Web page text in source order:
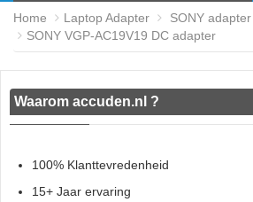
Home Laptop Adapter
SONY adapter
SONY VGP-AC19V19 DC adapter
Waarom accuden.nl ?
100% Klanttevredenheid
15+ Jaar ervaring